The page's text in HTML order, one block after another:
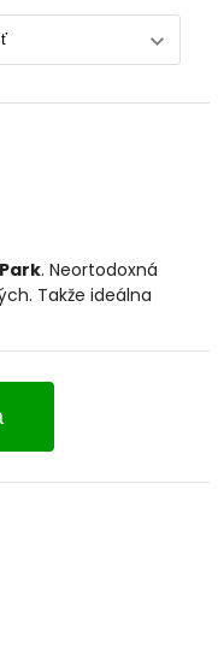
. Neortodoxná
Takže ideálna